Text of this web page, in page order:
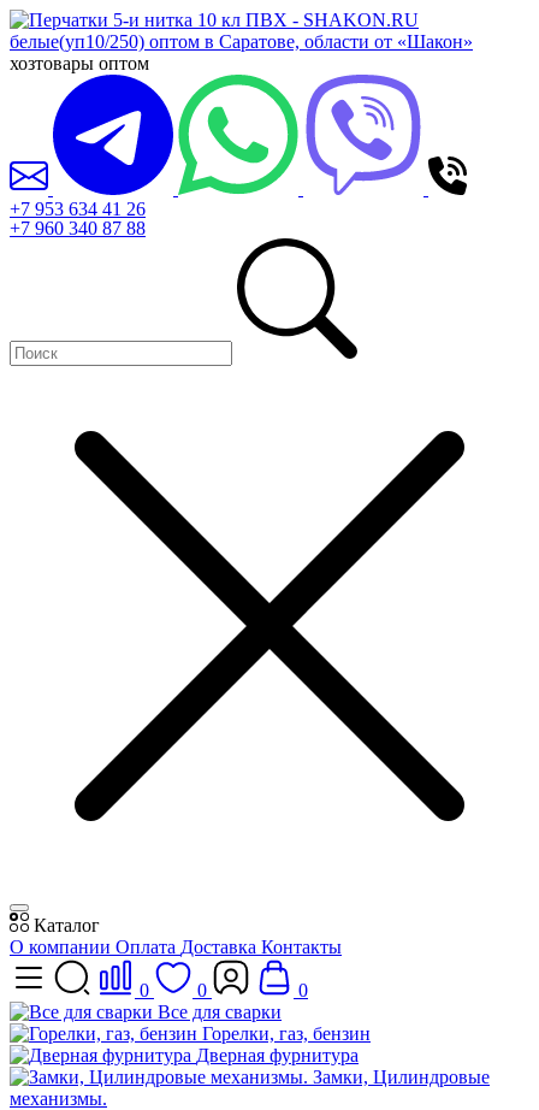
хозтовары оптом
+7 953 634 41 26
+7 960 340 87 88
Каталог
О компании Оплата Доставка Контакты
0 0
0
Все для сварки
Горелки, газ, бензин
Дверная фурнитура
Замки, Цилиндровые
механизмы.